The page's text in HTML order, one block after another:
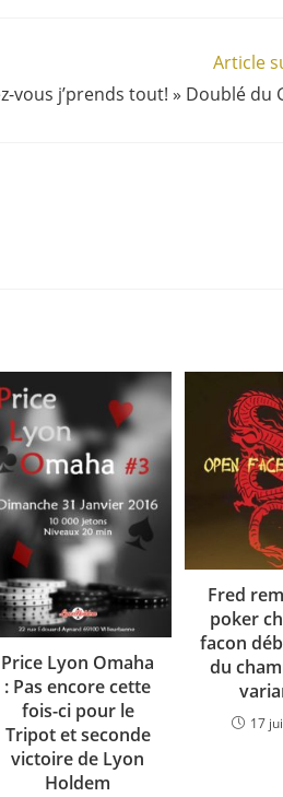
Article
vous j’prends tout! » Doublé du
Price Lyon Omaha
: Pas encore cette
fois-ci pour le
Tripot et seconde
victoire de Lyon
Holdem
Fred
poker
facon
du
17